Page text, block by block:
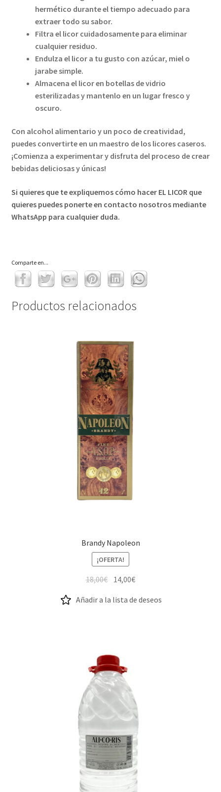
hermético durante el tiempo adecuado para
extraer todo su sabor.
Filtra el licor cuidadosamente para eliminar
cualquier residuo.
Endulza el licor a tu gusto con azúcar, miel o
jarabe simple.
Almacena el licor en botellas de vidrio
esterilizadas y mantenlo en un lugar fresco y
oscuro.
Con alcohol alimentario y un poco de creatividad,
puedes convertirte en un maestro de los licores caseros.
¡Comienza a experimentar y disfruta del proceso de crear
bebidas deliciosas y únicas!
Si quieres que te expliquemos cómo hacer EL LICOR que
quieres puedes ponerte en contacto nosotros mediante
WhatsApp para cualquier duda.
Comparte en...
Productos relacionados
Brandy Napoleon
¡OFERTA!
18,00€ El
original
14,00€El
actual
Añadir a la lista de deseos